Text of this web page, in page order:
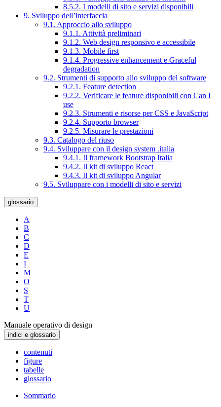
8.5.2. I modelli di sito e servizi disponibili
9. Sviluppo dell’interfaccia
9.1. Approccio allo sviluppo
9.1.1. Attività preliminari
9.1.2. Web design responsivo e accessibile
9.1.3. Mobile first
9.1.4. Progressive enhancement e Graceful
degradation
9.2. Strumenti di supporto allo sviluppo del software
9.2.1. Feature detection
9.2.2. Verificare le feature disponibili con Can I
use
9.2.3. Strumenti e risorse per CSS e JavaScript
9.2.4. Supporto browser
9.2.5. Misurare le prestazioni
9.3. Catalogo del riuso
9.4. Sviluppare con il design system .italia
9.4.1. Il framework Bootstrap Italia
9.4.2. Il kit di sviluppo React
9.4.3. Il kit di sviluppo Angular
9.5. Sviluppare con i modelli di sito e servizi
glossario
A
B
C
D
E
I
M
O
S
T
U
Manuale operativo di design
indici e glossario
contenuti
figure
tabelle
glossario
Sommario